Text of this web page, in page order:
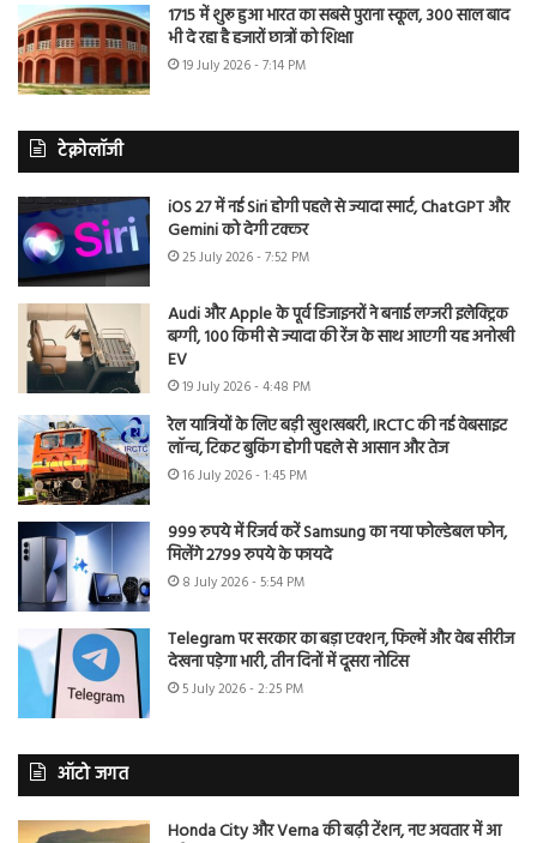
1715 में शुरू हुआ भारत का सबसे पुराना स्कूल, 300 साल बाद
भी दे रहा है हजारों छात्रों को शिक्षा
19 July 2026 - 7:14 PM
टेक्नोलॉजी
iOS 27 में नई Siri होगी पहले से ज्यादा स्मार्ट, ChatGPT और
Gemini को देगी टक्कर
25 July 2026 - 7:52 PM
Audi और Apple के पूर्व डिजाइनरों ने बनाई लग्जरी इलेक्ट्रिक
बग्गी, 100 किमी से ज्यादा की रेंज के साथ आएगी यह अनोखी
EV
19 July 2026 - 4:48 PM
रेल यात्रियों के लिए बड़ी खुशखबरी, IRCTC की नई वेबसाइट
लॉन्च, टिकट बुकिंग होगी पहले से आसान और तेज
16 July 2026 - 1:45 PM
999 रुपये में रिजर्व करें Samsung का नया फोल्डेबल फोन,
मिलेंगे 2799 रुपये के फायदे
8 July 2026 - 5:54 PM
Telegram पर सरकार का बड़ा एक्शन, फिल्में और वेब सीरीज
देखना पड़ेगा भारी, तीन दिनों में दूसरा नोटिस
5 July 2026 - 2:25 PM
ऑटो जगत
Honda City और Verna की बढ़ी टेंशन, नए अवतार में आ